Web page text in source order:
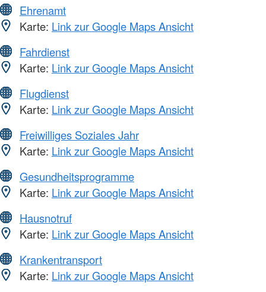
Ehrenamt
Karte: Link zur Google Maps Ansicht
Fahrdienst
Karte: Link zur Google Maps Ansicht
Flugdienst
Karte: Link zur Google Maps Ansicht
Freiwilliges Soziales Jahr
Karte: Link zur Google Maps Ansicht
Gesundheitsprogramme
Karte: Link zur Google Maps Ansicht
Hausnotruf
Karte: Link zur Google Maps Ansicht
Krankentransport
Karte: Link zur Google Maps Ansicht